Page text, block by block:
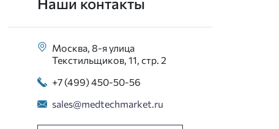
Москва, 8-я улица
Текстильщиков, 11, стр. 2
+7 (499) 450-50-56
sales@medtechmarket.ru